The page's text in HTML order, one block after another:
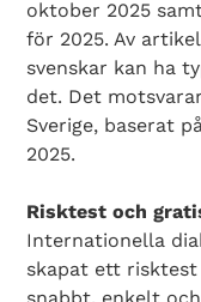
oktober 2025
för 2025. Av
svenskar kan ha
det. Det
Sverige, baserat
2025.
Risktest och
Internationella
skapat ett